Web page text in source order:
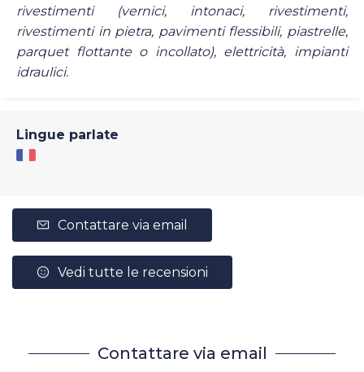
rivestimenti (vernici, intonaci, rivestimenti,
rivestimenti in pietra, pavimenti flessibili, piastrelle,
parquet flottante o incollato), elettricità, impianti
idraulici.
Lingue parlate
Contattare via email
Vedi tutte le recensioni
Contattare via email